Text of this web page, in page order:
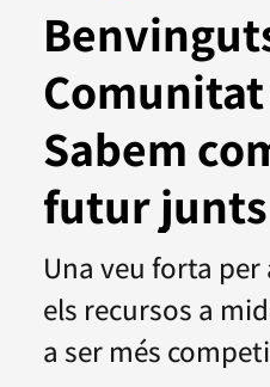
Sabem
futur junts
Una veu forta per
els recursos a
a ser més